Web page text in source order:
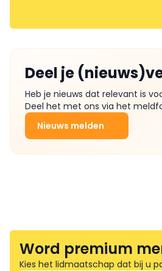
Deel je
Heb je nieuws dat relevant is
Deel het met ons via het
Nieuws melden
Word premium
Kies het lidmaatschap dat bij u